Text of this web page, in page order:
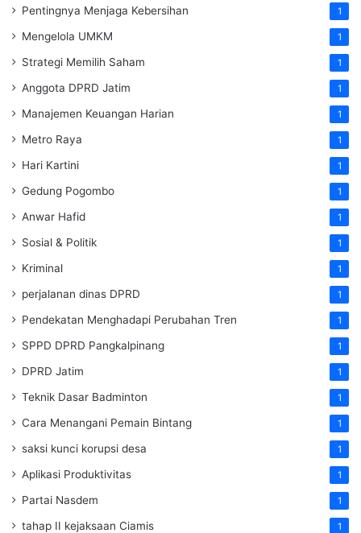
Pentingnya Menjaga Kebersihan 1
Mengelola UMKM 1
Strategi Memilih Saham 1
Anggota DPRD Jatim 1
Manajemen Keuangan Harian 1
Metro Raya 1
Hari Kartini 1
Gedung Pogombo 1
Anwar Hafid 1
Sosial & Politik 1
Kriminal 1
perjalanan dinas DPRD 1
Pendekatan Menghadapi Perubahan Tren 1
SPPD DPRD Pangkalpinang 1
DPRD Jatim 1
Teknik Dasar Badminton 1
Cara Menangani Pemain Bintang 1
saksi kunci korupsi desa 1
Aplikasi Produktivitas 1
Partai Nasdem 1
tahap II kejaksaan Ciamis 1